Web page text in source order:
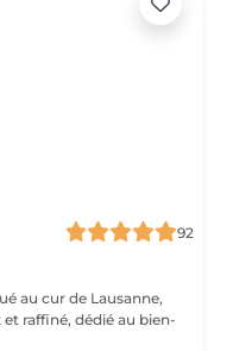
92
au cur de Lausanne,
raffiné, dédié au bien-